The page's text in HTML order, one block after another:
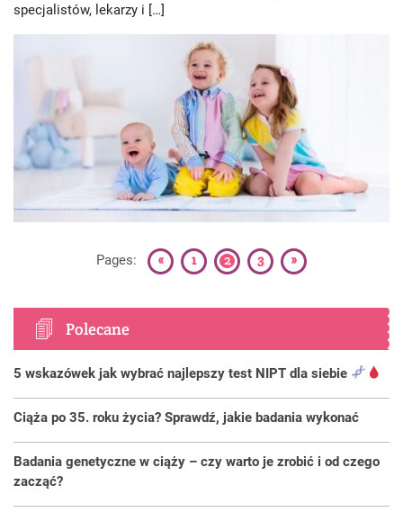
specjalistów, lekarzy i […]
Pages: « 1 2 3 »
Polecane
5 wskazówek jak wybrać najlepszy test NIPT dla siebie
Ciąża po 35. roku życia? Sprawdź, jakie badania wykonać
Badania genetyczne w ciąży – czy warto je zrobić i od czego
zacząć?